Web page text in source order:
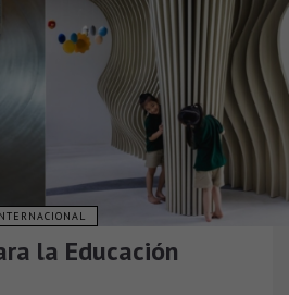
la Educación